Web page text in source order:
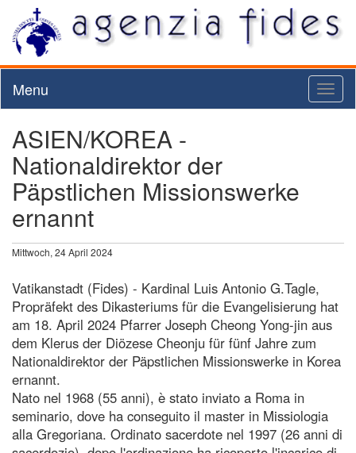
Menu
ASIEN/KOREA -
Nationaldirektor der
Päpstlichen Missionswerke
ernannt
Mittwoch, 24 April 2024
Vatikanstadt (Fides) - Kardinal Luis Antonio G.Tagle,
Propräfekt des Dikasteriums für die Evangelisierung hat
am 18. April 2024 Pfarrer Joseph Cheong Yong-jin aus
dem Klerus der Diözese Cheonju für fünf Jahre zum
Nationaldirektor der Päpstlichen Missionswerke in Korea
ernannt.
Nato nel 1968 (55 anni), è stato inviato a Roma in
seminario, dove ha conseguito il master in Missiologia
alla Gregoriana. Ordinato sacerdote nel 1997 (26 anni di